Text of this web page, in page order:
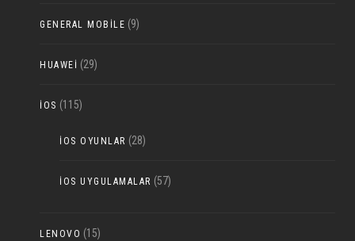
GENERAL MOBILE (9)
HUAWEI (29)
IOS (115)
IOS OYUNLAR (28)
IOS UYGULAMALAR (57)
LENOVO (15)